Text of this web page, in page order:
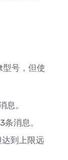
号，但使
息。
消息。
到上限远